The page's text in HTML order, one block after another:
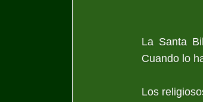
La Santa
Cuando lo
Los